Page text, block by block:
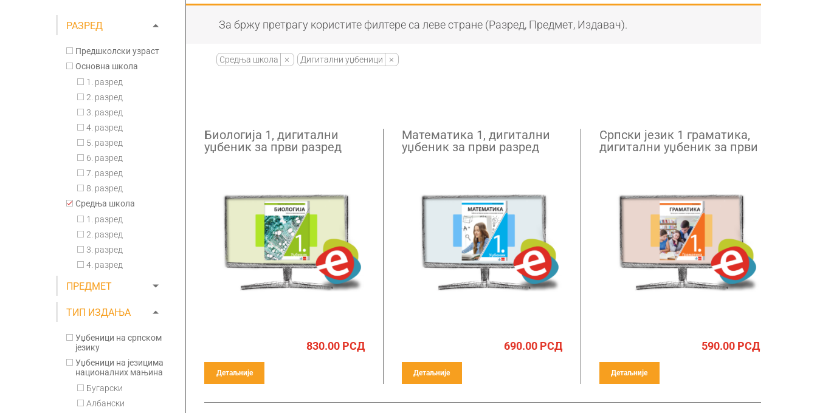
РАЗРЕД
Предшколски узраст
Основна школа
1. разред
2. разред
3. разред
4. разред
5. разред
6. разред
7. разред
8. разред
Средња школа
1. разред
2. разред
3. разред
4. разред
ПРЕДМЕТ
ТИП ИЗДАЊА
Уџбеници на српском
језику
Уџбеници на језицима
националних мањина
Бугарски
Албански
За бржу претрагу користите филтере са леве стране (Разред, Предмет, Издавач).
Средња школа Дигитални уџбеници
Биологија 1, дигитални
уџбеник за први разред
830.00РСД
Детаљније
Математика 1, дигитални
уџбеник за први разред
690.00РСД
Детаљније
Српски језик 1 граматика,
дигитални уџбеник за први
590.00РСД
Детаљније